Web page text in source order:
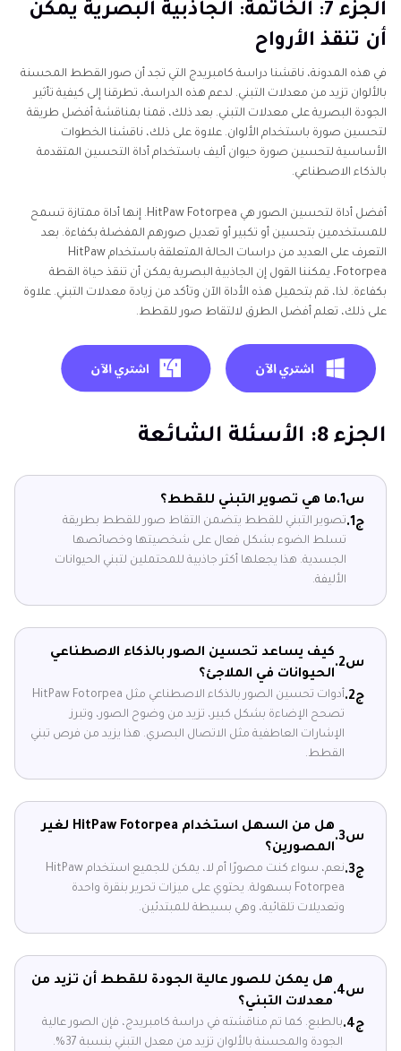
الجزء 7: الخاتمة: الجاذبية البصرية يمكن
أن تنقذ الأرواح
في هذه المدونة، ناقشنا دراسة كامبريدج التي تجد أن صور القطط المحسنة
بالألوان تزيد من معدلات التبني. لدعم هذه الدراسة، تطرقنا إلى كيفية تأثير
الجودة البصرية على معدلات التبني. بعد ذلك، قمنا بمناقشة أفضل طريقة
لتحسين صورة باستخدام الألوان. علاوة على ذلك، ناقشنا الخطوات
الأساسية لتحسين صورة حيوان أليف باستخدام أداة التحسين المتقدمة
بالذكاء الاصطناعي.
أفضل أداة لتحسين الصور هي HitPaw Fotorpea. إنها أداة ممتازة تسمح
للمستخدمين بتحسين أو تكبير أو تعديل صورهم المفضلة بكفاءة. بعد
التعرف على العديد من دراسات الحالة المتعلقة باستخدام HitPaw
Fotorpea، يمكننا القول إن الجاذبية البصرية يمكن أن تنقذ حياة القطة
بكفاءة. لذا، قم بتحميل هذه الأداة الآن وتأكد من زيادة معدلات التبني. علاوة
على ذلك، تعلم أفضل الطرق لالتقاط صور للقطط.
الجزء 8: الأسئلة الشائعة
س1.
ما هي تصوير التبني للقطط؟
ج1.
تصوير التبني للقطط يتضمن التقاط صور للقطط بطريقة
تسلط الضوء بشكل فعال على شخصيتها وخصائصها
الجسدية. هذا يجعلها أكثر جاذبية للمحتملين لتبني الحيوانات
الأليفة.
س2.
كيف يساعد تحسين الصور بالذكاء الاصطناعي
الحيوانات في الملاجئ؟
ج2.
أدوات تحسين الصور بالذكاء الاصطناعي مثل HitPaw Fotorpea
تصحح الإضاءة بشكل كبير، تزيد من وضوح الصور، وتبرز
الإشارات العاطفية مثل الاتصال البصري. هذا يزيد من فرص تبني
القطط.
س3.
هل من السهل استخدام HitPaw Fotorpea لغير
المصورين؟
ج3.
نعم، سواء كنت مصورًا أم لا، يمكن للجميع استخدام HitPaw
Fotorpea بسهولة. يحتوي على ميزات تحرير بنقرة واحدة
وتعديلات تلقائية، وهي بسيطة للمبتدئين.
س4.
هل يمكن للصور عالية الجودة للقطط أن تزيد من
معدلات التبني؟
ج4.
بالطبع. كما تم مناقشته في دراسة كامبريدج، فإن الصور عالية
الجودة والمحسنة بالألوان تزيد من معدل التبني بنسبة 37%.